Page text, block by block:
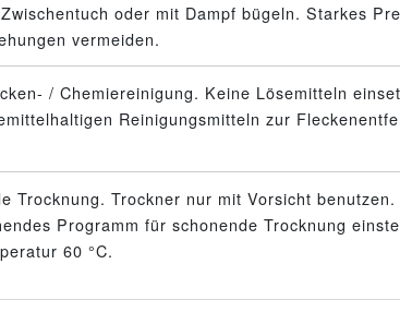
oder mit Dampf bügeln. Starkes
vermeiden.
/ Chemiereinigung. Keine Lösemitteln
Reinigungsmitteln zur
Trocknung. Trockner nur mit Vorsicht benutzen.
Programm für schonende Trocknung
60 °C.